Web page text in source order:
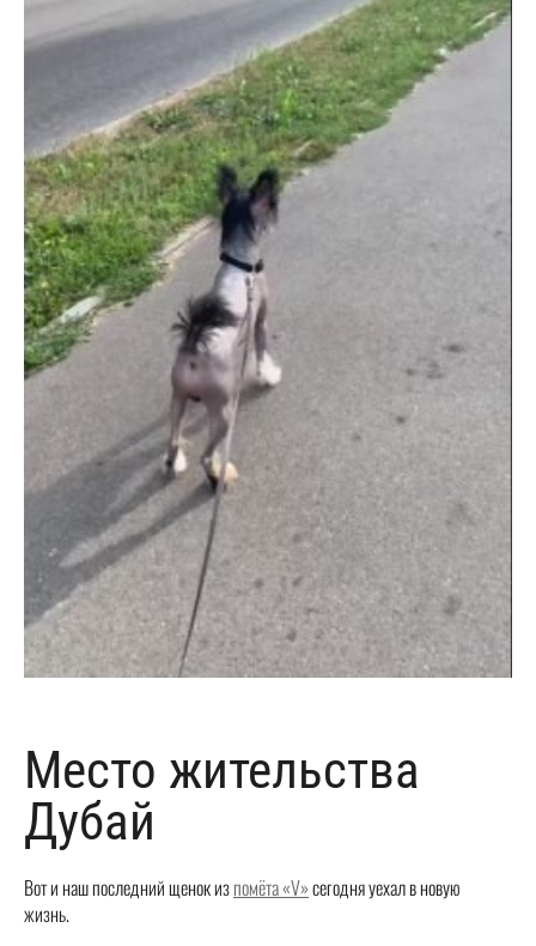
Место жительства
Дубай
Вот и наш последний щенок изпомёта «V»сегодня уехал в новую
жизнь.